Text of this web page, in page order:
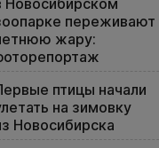
Новосибирском
переживают
жару:
птицы начали
на зимовку
Новосибирска